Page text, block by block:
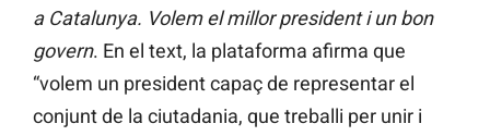
a Catalunya. Volem el millor president i un bon
govern. En el text, la plataforma afirma que
“volem un president capaç de representar el
conjunt de la ciutadania, que treballi per unir i